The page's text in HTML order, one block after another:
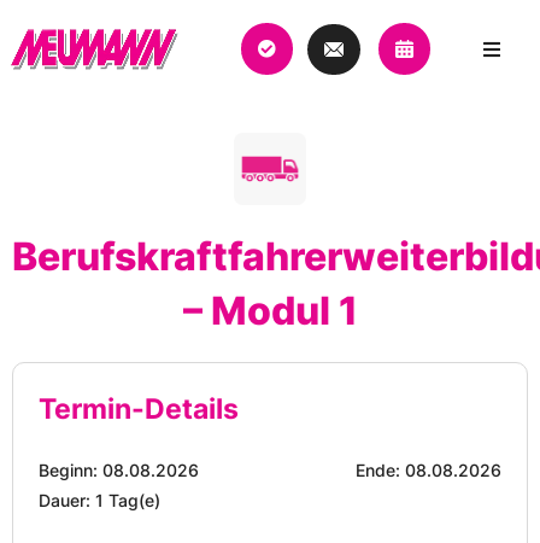
– Modul 1
Termin-Details
Beginn: 08.08.2026
Ende: 08.08.2026
Dauer: 1 Tag(e)